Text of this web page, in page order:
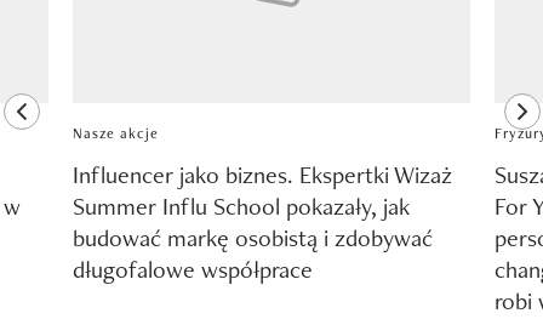
previous element
Nasze akcje
Influencer jako biznes. Ekspertki Wizaż
Summer Influ School pokazały, jak
budować markę osobistą i zdobywać
długofalowe współprace
For
robi